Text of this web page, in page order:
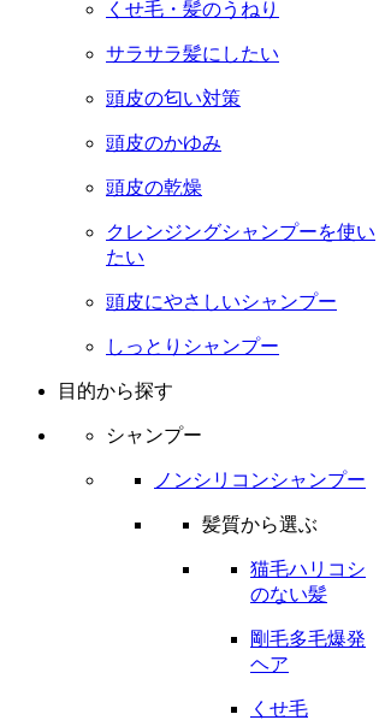
くせ毛・髪のうねり
サラサラ髪にしたい
頭皮の匂い対策
頭皮のかゆみ
頭皮の乾燥
クレンジングシャンプーを使い
たい
頭皮にやさしいシャンプー
しっとりシャンプー
目的から探す
シャンプー
ノンシリコンシャンプー
髪質から選ぶ
猫毛ハリコシ
のない髪
剛毛多毛爆発
ヘア
くせ毛